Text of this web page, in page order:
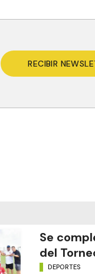
RECIBIR
Se
del
DEPORTES